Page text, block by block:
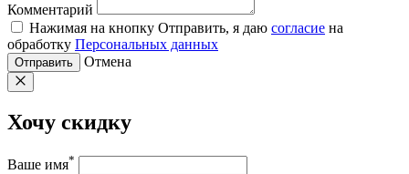
Комментарий
Нажимая на кнопку Отправить, я даю согласие на
обработку Персональных данных
Отправить Отмена
Хочу скидку
Ваше имя*